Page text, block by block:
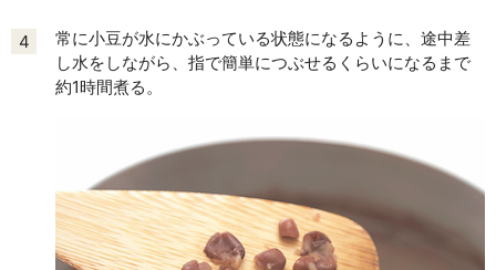
4
常に小豆が水にかぶっている状態になるように、途中差
し水をしながら、指で簡単につぶせるくらいになるまで
約1時間煮る。